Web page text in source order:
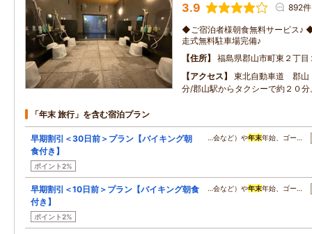
3.9 892件
◆ご宿泊者様朝食無料サービス♪
走式無料駐車場完備♪
住所
福島県郡山市町東２丁目
アクセス
東北自動車道 郡山
分/郡山駅からタクシーで約２０分
「年末 旅行」を含む宿泊プラン
早期割引＜30日前＞プラン【バイキング朝
食付き】
ポイント2%
…会など）や年末年始、ゴー…
早期割引＜10日前＞プラン【バイキング朝食
付き】
ポイント2%
…会など）や年末年始、ゴー…